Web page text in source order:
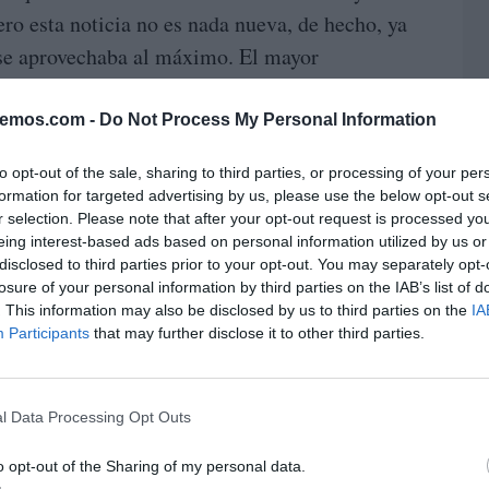
- Do Not Process My Personal Information
opt-out of the sale, sharing to third parties, or processing of your
for targeted advertising by us, please use the below opt-out
selection. Please note that after your opt-out request is processed
interest-based ads based on personal information utilized by us
to third parties prior to your opt-out. You may separately
of your personal information by third parties on the IAB’s list of
This information may also be disclosed by us to third parties on the
Participants that may further disclose it to other third parties.
Data Processing Opt Outs
opt-out of the Sharing of my personal data.
esta noticia no es nada nueva, de hecho, ya
aprovechaba al máximo. El mayor
entre gladiadores, podía gozar de
a la alimentación de los guerreros que se
y los coliseos.
los responsables de asegurar que la comida
garantizarun mejor desarrollo muscular
para dar el mejor espectáculo posible en el
encargados de hacer un riguroso
que seguía la alimentación
parte de la escuela de entrenamiento
debía cambiar sus hábitos de comida